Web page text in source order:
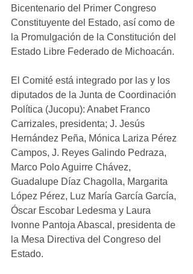
Bicentenario del Primer Congreso
Constituyente del Estado, así como de
la Promulgación de la Constitución del
Estado Libre Federado de Michoacán.
El Comité está integrado por las y los
diputados de la Junta de Coordinación
Política (Jucopu): Anabet Franco
Carrizales, presidenta; J. Jesús
Hernández Peña, Mónica Lariza Pérez
Campos, J. Reyes Galindo Pedraza,
Marco Polo Aguirre Chávez,
Guadalupe Díaz Chagolla, Margarita
López Pérez, Luz María García García,
Óscar Escobar Ledesma y Laura
Ivonne Pantoja Abascal, presidenta de
la Mesa Directiva del Congreso del
Estado.